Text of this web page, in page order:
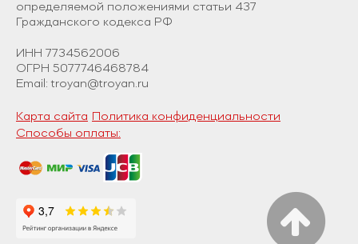
определяемой положениями статьи 437
Гражданского кодекса РФ
ИНН 7734562006
ОГРН 5077746468784
Email: troyan@troyan.ru
Карта сайта Политика конфиденциальности
Способы оплаты: